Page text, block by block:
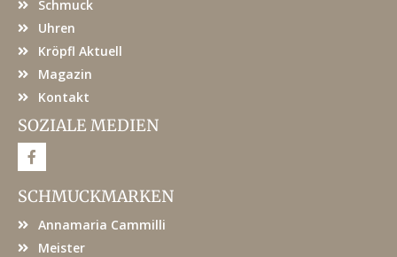
Schmuck
Uhren
Kröpfl Aktuell
Magazin
Kontakt
SOZIALE MEDIEN
F
a
e
b
o
SCHMUCKMARKEN
Annamaria Cammilli
Meister